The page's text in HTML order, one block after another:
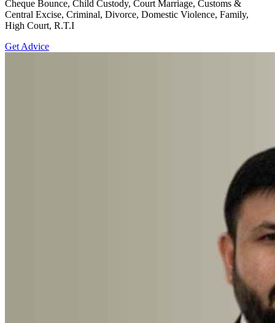
Cheque Bounce, Child Custody, Court Marriage, Customs &
Central Excise, Criminal, Divorce, Domestic Violence, Family,
High Court, R.T.I
Get Advice